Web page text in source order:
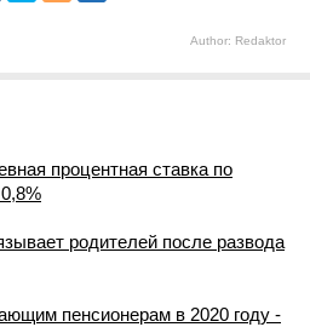
Author: Redaktor
процентная ставка по
родителей после развода
пенсионерам в 2020 году -